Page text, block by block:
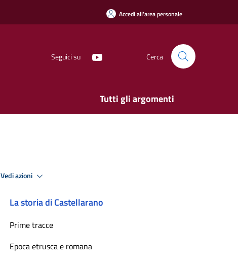
Accedi all'area personale
Seguici su Cerca
Tutti gli argomenti
Vedi azioni
La storia di Castellarano
Prime tracce
Epoca etrusca e romana